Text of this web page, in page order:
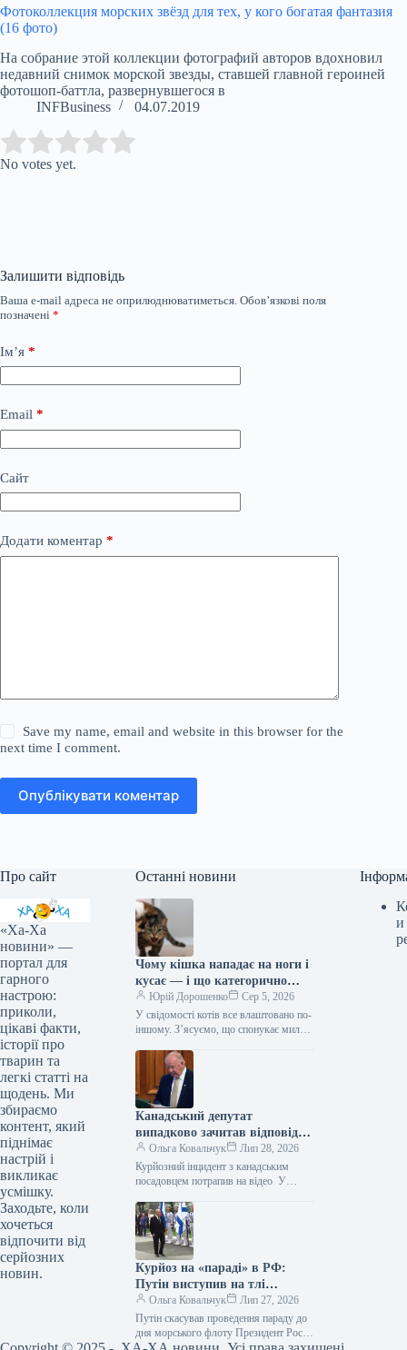
Фотоколлекция морских звёзд для тех, у кого богатая фантазия
(16 фото)
На собрание этой коллекции фотографий авторов вдохновил
недавний снимок морской звезды, ставшей главной героиней
фотошоп-баттла, развернувшегося в
INFBusiness
04.07.2019
Rate this item:
No votes yet.
Залишити відповідь
Ваша e-mail адреса не оприлюднюватиметься. Обов’язкові поля
позначені *
Ім’я *
Email *
Сайт
Додати коментар *
Save my name, email and website in this browser for the
next time I comment.
Опублікувати коментар
Про сайт
«Ха-Ха
новини» —
портал для
гарного
настрою:
приколи,
цікаві факти,
історії про
тварин та
легкі статті на
щодень. Ми
збираємо
контент, який
піднімає
настрій і
викликає
усмішку.
Заходьте, коли
хочеться
відпочити від
серйозних
новин.
Останні новини
Чому кішка нападає на ноги і
кусає — і що категорично
заборонено робити у відповідь
Юрій Дорошенко
Сер 5, 2026
У свідомості котів все влаштовано по-
іншому. З’ясуємо, що спонукає милу
домашнього бешкетника, і як
повернути спокій…
Канадський депутат
випадково зачитав відповідь
від ChatGPT під час промови
(відео)
Ольга Ковальчук
Лип 28, 2026
Курйозний інцидент з канадським
посадовцем потрапив на відео У
провінції Нью-Брансвік Білл Олівер
потрапив у курйозну ситуацію.…
Курйоз на «параді» в РФ:
Путін виступив на тлі
намальованого флоту (фото)
Ольга Ковальчук
Лип 27, 2026
Путін скасував проведення параду до
дня морського флоту Президент Росії
Володимир Путін втрапив у черговий
и